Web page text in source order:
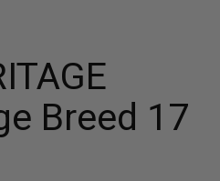
Breed 17